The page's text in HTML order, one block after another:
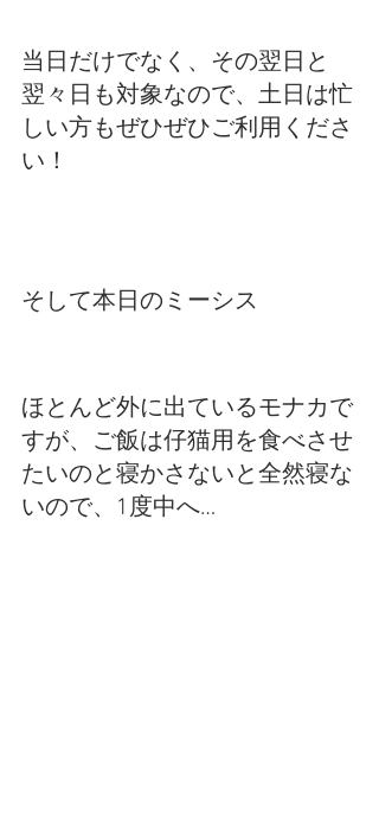
当日だけでなく、その翌日と
翌々日も対象なので、土日は忙
しい方もぜひぜひご利用くださ
い！
そして本日のミーシス
ほとんど外に出ているモナカで
すが、ご飯は仔猫用を食べさせ
たいのと寝かさないと全然寝な
いので、1度中へ…